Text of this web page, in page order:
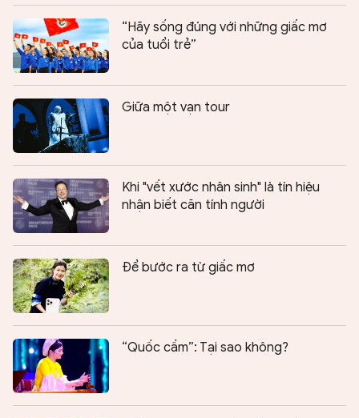
“Hãy sống đúng với những giấc mơ
của tuổi trẻ”
Giữa một vạn tour
Khi "vết xước nhân sinh" là tín hiệu
nhận biết căn tính người
Để bước ra từ giấc mơ
“Quốc cầm”: Tại sao không?